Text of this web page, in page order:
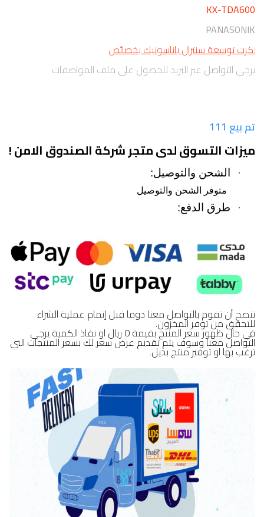
KX-TDA600
PANASONIK
:كرت توسعة سنترال باناسونيك بخصائص
يرجى التواصل عبر البريد للحصول على ملف المواصفات
تم بيع 111
ميزات التسوق لدى متجر شركة الصندوق الامن !
· الشحن والتوصيل:
متوفر الشحن والتوصيل
· طرق الدفع:
ننصح أن تقوم بالتواصل معنا دوما قبل إتمام عملية الشراء
للتحقق من توفر المخزون.
في حال ظهور سعر المنتج بقيمة 0 ريال او نفاذ الكمية يرجى
التواصل معنا وسوف يتم تقديم عرض سعر لك بسعر المنتجات التي
ترغب بها او توفير منتج بديل.